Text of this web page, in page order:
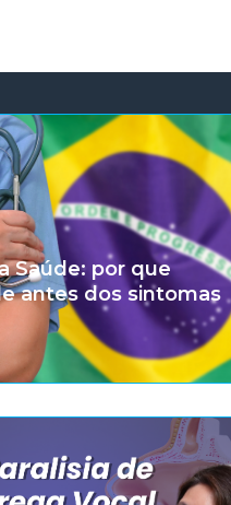
Saúde: por que
antes dos sintomas